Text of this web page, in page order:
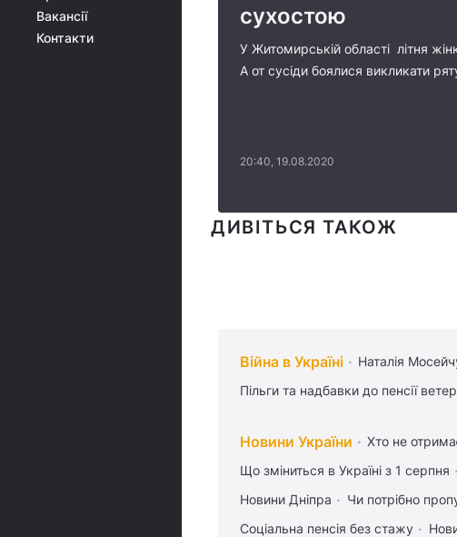
Вакансії
Контакти
сухостою
У Житомирській області літня
А от сусіди боялися викликати
20:40, 19.08.2020
ДИВІТЬСЯ ТАКОЖ
Війна в Україні Наталія
Пільги та надбавки до пенсії
Новини України Хто не
Що зміниться в Україні з 1 серпня
Новини Дніпра
Чи потрібно
Соціальна пенсія без стажу